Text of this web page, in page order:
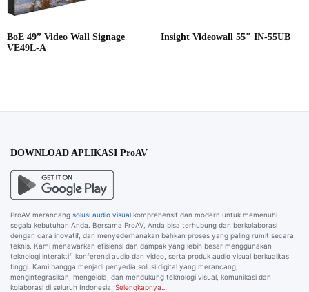
BoE 49” Video Wall Signage
VE49L-A
Insight Videowall 55″ IN-55UB
DOWNLOAD APLIKASI ProAV
ProAV merancang solusi audio visual komprehensif dan modern untuk memenuhi
segala kebutuhan Anda. Bersama ProAV, Anda bisa terhubung dan berkolaborasi
dengan cara inovatif, dan menyederhanakan bahkan proses yang paling rumit secara
teknis. Kami menawarkan efisiensi dan dampak yang lebih besar menggunakan
teknologi interaktif, konferensi audio dan video, serta produk audio visual berkualitas
tinggi. Kami bangga menjadi penyedia solusi digital yang merancang,
mengintegrasikan, mengelola, dan mendukung teknologi visual, komunikasi dan
kolaborasi di seluruh Indonesia. Selengkapnya…